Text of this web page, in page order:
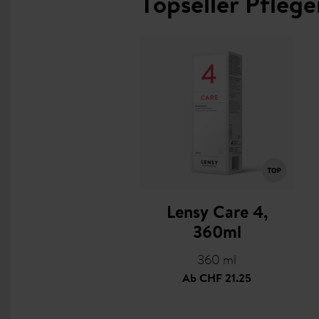
Topseller
Lensy Care 4,
360ml
360 ml
Ab CHF 21.25